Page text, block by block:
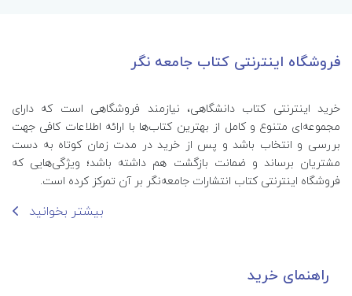
فروشگاه اینترنتی کتاب جامعه نگر
خرید اینترنتی کتاب‌ دانشگاهی، نیازمند فروشگاهی است که دارای
مجموعه‌ای متنوع و کامل از بهترین کتاب‌ها با ارائه اطلاعات کافی جهت
بررسی و انتخاب باشد و پس از خرید در مدت زمان کوتاه به دست
مشتریان برساند و ضمانت بازگشت هم داشته باشد؛ ویژگی‌هایی که
فروشگاه اینترنتی کتاب انتشارات جامعه‌نگر بر آن تمرکز کرده است.
بیشتر بخوانید
راهنمای خرید